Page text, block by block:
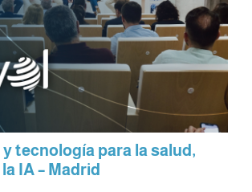
y tecnología para la salud,
IA – Madrid